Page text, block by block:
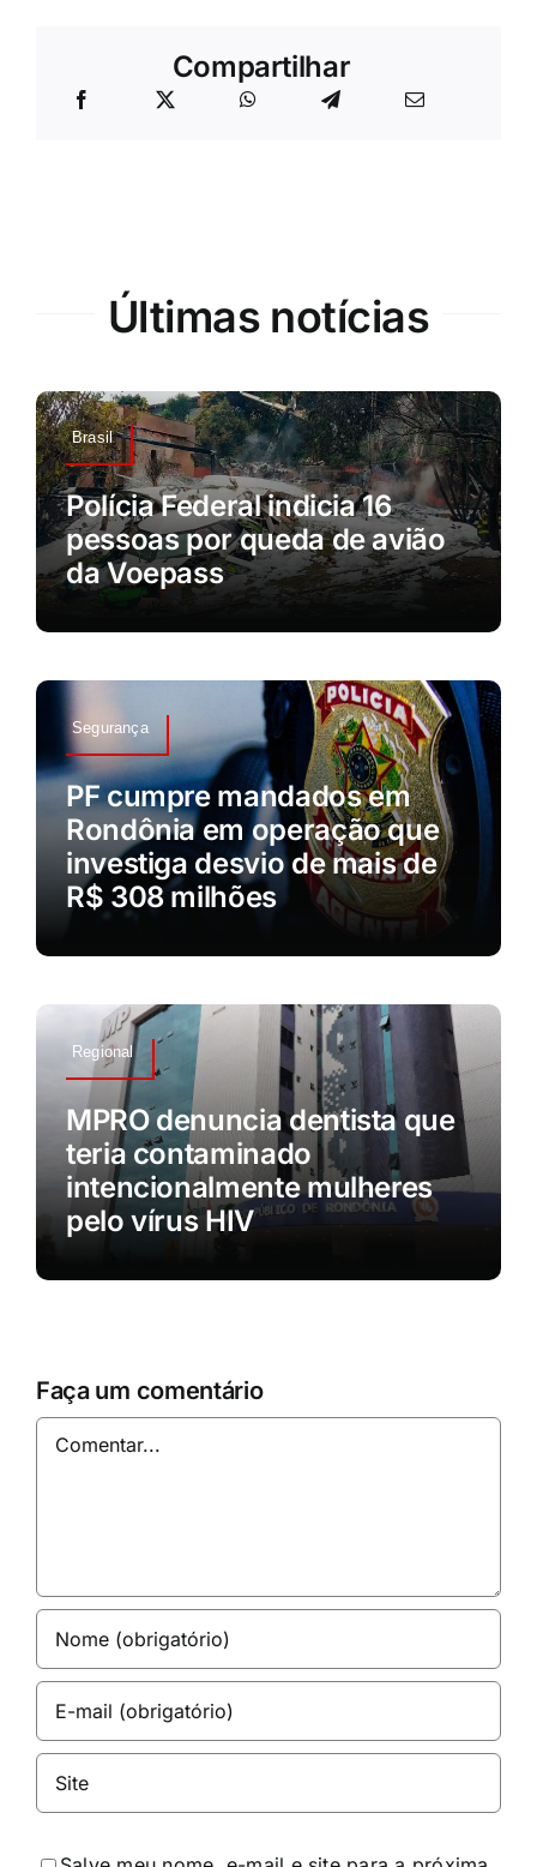
Compartilhar
Últimas notícias
Brasil
Polícia Federal indicia 16
pessoas por queda de avião
da Voepass
Segurança
PF cumpre mandados em
Rondônia em operação que
investiga desvio de mais de
R$ 308 milhões
Regional
MPRO denuncia dentista que
teria contaminado
intencionalmente mulheres
pelo vírus HIV
Faça um comentário
Comentar